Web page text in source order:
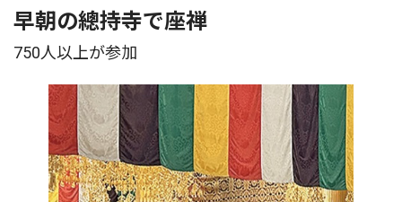
早朝の總持寺で座禅
750人以上が参加